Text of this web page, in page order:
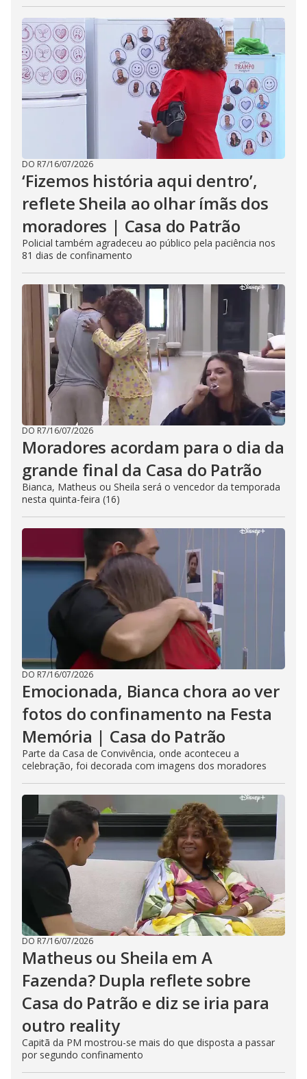
DO R7/16/07/2026
‘Fizemos história aqui dentro’,
reflete Sheila ao olhar ímãs dos
moradores | Casa do Patrão
Policial também agradeceu ao público pela paciência nos
81 dias de confinamento
DO R7/16/07/2026
Moradores acordam para o dia da
grande final da Casa do Patrão
Bianca, Matheus ou Sheila será o vencedor da temporada
nesta quinta-feira (16)
DO R7/16/07/2026
Emocionada, Bianca chora ao ver
fotos do confinamento na Festa
Memória | Casa do Patrão
Parte da Casa de Convivência, onde aconteceu a
celebração, foi decorada com imagens dos moradores
DO R7/16/07/2026
Matheus ou Sheila em A
Fazenda? Dupla reflete sobre
Casa do Patrão e diz se iria para
outro reality
Capitã da PM mostrou-se mais do que disposta a passar
por segundo confinamento